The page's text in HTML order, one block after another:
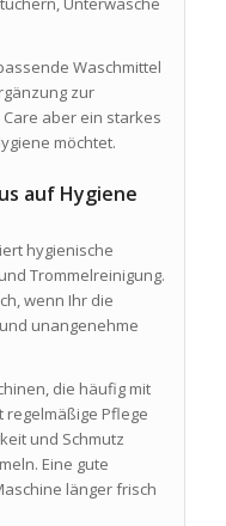
Waschmittel
zur
aber ein starkes
möchtet.
auf Hygiene
hygienische
Trommelreinigung.
wenn Ihr die
unangenehme
die häufig mit
Pflege
und Schmutz
Eine gute
länger frisch